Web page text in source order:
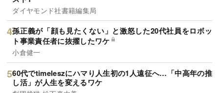
ダイヤモンド社書籍編集局
孫正義が「顔も見たくない」と激怒した20代社員をロボッ
ト事業責任者に抜擢したワケ
小倉健一
60代でtimeleszにハマり人生初の1人遠征へ…「中高年の推
し活」が人生を変えるワケ